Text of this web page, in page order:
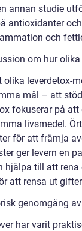
annan studie
antioxidanter
och
om hur
olika leverdetox-
mål – att
fokuserar på
livsmedel.
för att främja
ger levern en
hjälpa till att
att rensa ut
genomgång
har varit